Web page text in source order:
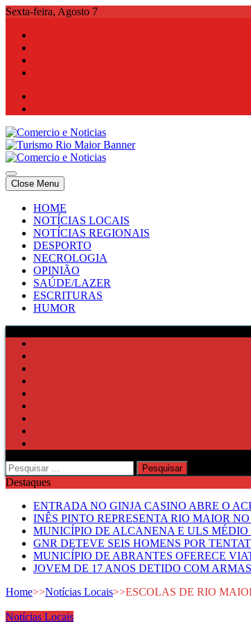
Skip
content
Sexta-feira, Agosto 7
Comercio e Noticias
Notícias e Publicidade Online
Comercio e Noticias
Notícias e Publicidade Online
Close Menu
HOME
NOTÍCIAS LOCAIS
NOTÍCIAS REGIONAIS
DESPORTO
NECROLOGIA
OPINIÃO
SAÚDE/LAZER
ESCRITURAS
HUMOR
Pesquisar
por:
Destaques
ENTRADA NO GINJA CASINO ABRE O
INÊS PINTO REPRESENTA RIO MAIOR
MUNICÍPIO DE ALCANENA E ULS
GNR DETEVE SEIS HOMENS POR
MUNICÍPIO DE ABRANTES OFERECE
JOVEM DE 17 ANOS DETIDO COM
Home>>Notícias Locais>>ESCOLAS DE RIO
Notícias Locais